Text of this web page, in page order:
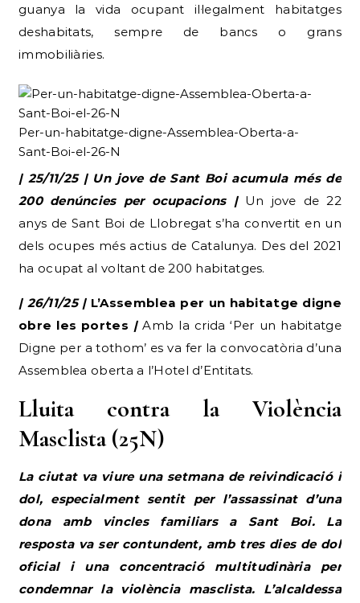
guanya la vida ocupant il·legalment habitatges
deshabitats, sempre de bancs o grans
immobiliàries.
Per-un-habitatge-digne-Assemblea-Oberta-a-
Sant-Boi-el-26-N
| 25/11/25 | Un jove de Sant Boi acumula més de
200 denúncies per ocupacions |Un jove de 22
anys de Sant Boi de Llobregat s’ha convertit en un
dels ocupes més actius de Catalunya. Des del 2021
ha ocupat al voltant de 200 habitatges.
| 26/11/25 | L’Assemblea per un habitatge digne
obre les portes |Amb la crida ‘Per un habitatge
Digne per a tothom’ es va fer la convocatòria d’una
Assemblea oberta a l’Hotel d’Entitats.
Lluita contra la Violència
Masclista (25N)
La ciutat va viure una setmana de reivindicació i
dol, especialment sentit per l’assassinat d’una
dona amb vincles familiars a Sant Boi. La
resposta va ser contundent, amb tres dies de dol
oficial i una concentració multitudinària per
condemnar la violència masclista. L’alcaldessa